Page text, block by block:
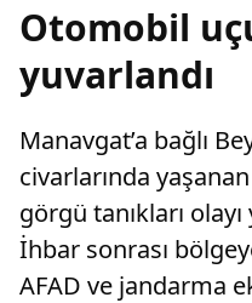
Otomobil
yuvarlandı
Manavgat’a bağlı
civarlarında
görgü tanıkları
İhbar sonrası
AFAD ve jandarma